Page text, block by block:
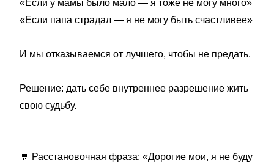
«Если у мамы было мало — я тоже не могу много»
«Если папа страдал — я не могу быть счастливее»
И мы отказываемся от лучшего, чтобы не предать.
Решение: дать себе внутреннее разрешение жить
свою судьбу.
💬 Расстановочная фраза: «Дорогие мои, я не буду